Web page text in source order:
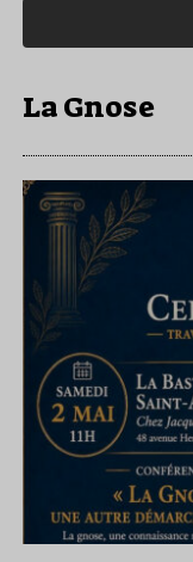
La Gnose